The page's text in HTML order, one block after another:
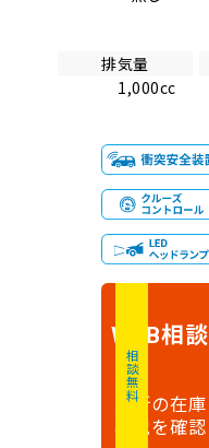
排気量
1,000cc
相談無料
WEB相談
最新の在庫
状況を確認